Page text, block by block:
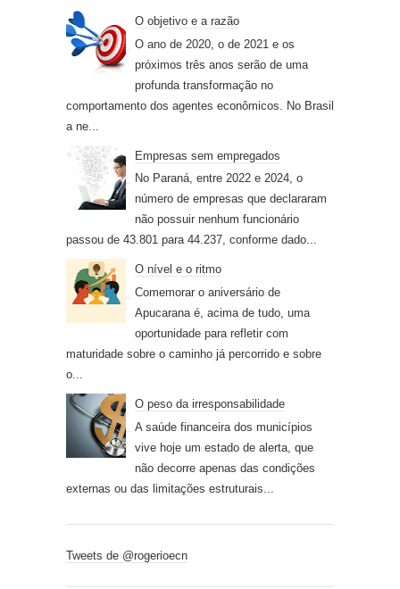
O objetivo e a razão
O ano de 2020, o de 2021 e os
próximos três anos serão de uma
profunda transformação no
comportamento dos agentes econômicos. No Brasil
a ne...
Empresas sem empregados
No Paraná, entre 2022 e 2024, o
número de empresas que declararam
não possuir nenhum funcionário
passou de 43.801 para 44.237, conforme dado...
O nível e o ritmo
Comemorar o aniversário de
Apucarana é, acima de tudo, uma
oportunidade para refletir com
maturidade sobre o caminho já percorrido e sobre
o...
O peso da irresponsabilidade
A saúde financeira dos municípios
vive hoje um estado de alerta, que
não decorre apenas das condições
externas ou das limitações estruturais...
Tweets de @rogerioecn